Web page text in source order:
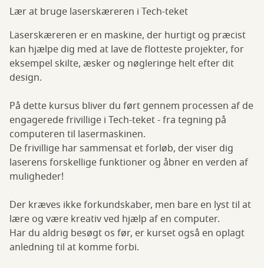
Lær at bruge laserskæreren i Tech-teket
Laserskæreren er en maskine, der hurtigt og præcist
kan hjælpe dig med at lave de flotteste projekter, for
eksempel skilte, æsker og nøgleringe helt efter dit
design.
På dette kursus bliver du ført gennem processen af de
engagerede frivillige i Tech-teket - fra tegning på
computeren til lasermaskinen.
De frivillige har sammensat et forløb, der viser dig
laserens forskellige funktioner og åbner en verden af
muligheder!
Der kræves ikke forkundskaber, men bare en lyst til at
lære og være kreativ ved hjælp af en computer.
Har du aldrig besøgt os før, er kurset også en oplagt
anledning til at komme forbi.